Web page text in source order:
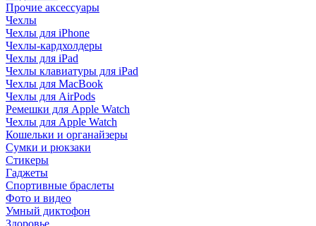
Прочие аксессуары
Чехлы
Чехлы для iPhone
Чехлы-кардхолдеры
Чехлы для iPad
Чехлы клавиатуры для iPad
Чехлы для MacBook
Чехлы для AirPods
Ремешки для Apple Watch
Чехлы для Apple Watch
Кошельки и органайзеры
Сумки и рюкзаки
Стикеры
Гаджеты
Спортивные браслеты
Фото и видео
Умный диктофон
Здоровье